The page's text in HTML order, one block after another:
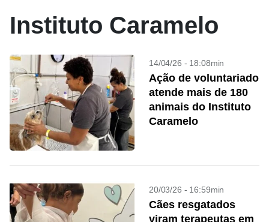
Instituto Caramelo
14/04/26 - 18:08min
Ação de voluntariado
atende mais de 180
animais do Instituto
Caramelo
20/03/26 - 16:59min
Cães resgatados
viram terapeutas em